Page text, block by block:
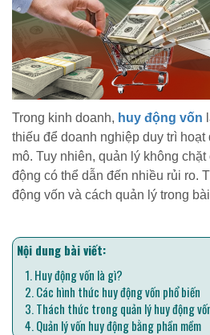
Trong kinh doanh, huy động vốn
thiếu để doanh nghiệp duy trì
mô. Tuy nhiên, quản lý không
động có thể dẫn đến nhiều rủi ro.
động vốn và cách quản lý trong
Nội dung bài viết:
1. Huy động vốn là gì?
2. Các hình thức huy động vốn phổ biến
3. Thách thức trong quản lý huy động
4. Quản lý vốn huy động bằng phần mềm